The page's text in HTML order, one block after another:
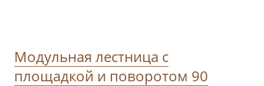
Модульная лестница с
площадкой и поворотом 90